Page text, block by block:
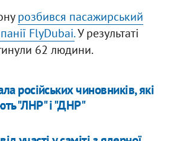
розбився пасажирський
FlyDubai.У результаті
62 людини.
російських чиновників, які
"ЛНР" і "ДНР"